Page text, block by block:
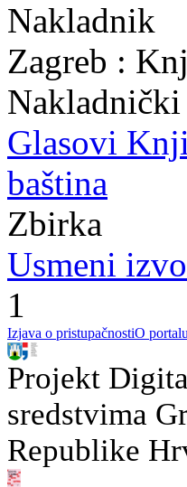
Nakladnik
Zagreb :
Glasovi
baština
Zbirka
Usmeni
1
Izjava o pristupačnostiO portalu
Projekt
sredstvima
Republike